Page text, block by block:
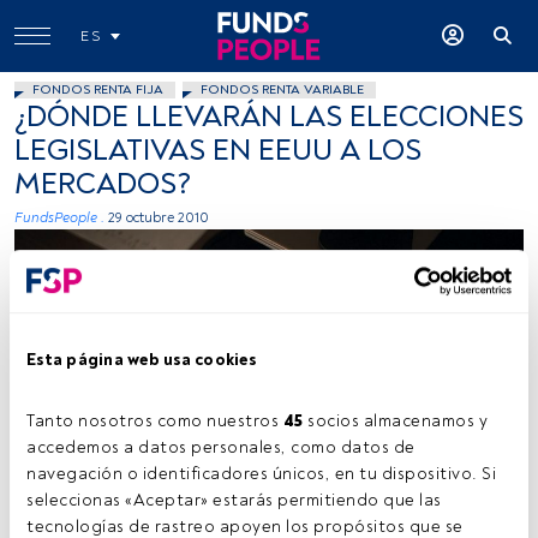
Esta página web usa cookies
Tanto nosotros como nuestros 45 socios almacenamos y
accedemos a datos personales, como datos de
navegación o identificadores únicos, en tu dispositivo. Si
seleccionas «Aceptar» estarás permitiendo que las
tecnologías de rastreo apoyen los propósitos que se
ES
FONDOS RENTA FIJA FONDOS RENTA VARIABLE
¿DÓNDE LLEVARÁN LAS ELECCIONES
LEGISLATIVAS EN EEUU A LOS
MERCADOS?
FundsPeople . 29 octubre 2010
Tiempo lectura: 8 s.